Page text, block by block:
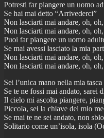
Potresti far piangere un uomo
Se hai mai detto “Arrivederci”
Non lasciarti mai andare, oh,
Non lasciarti mai andare, oh,
Puoi far piangere un uomo
Se mai avessi lasciato la mia
Non lasciarti mai andare, oh,
Non lasciarti mai andare, oh,
Sei l’unica mano nella mia
Se te ne fossi mai andato, sarei
Il cielo mi ascolta piangere,
Piccola, sei la chiave del mio
Se mai te ne sei andato, non
Solitario come un’isola, isola